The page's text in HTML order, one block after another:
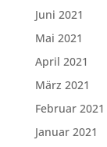
Juni 2021
Mai 2021
April 2021
März 2021
Februar 2021
Januar 2021